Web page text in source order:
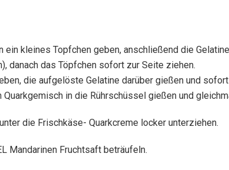
kleines Topfchen geben, anschließend die
danach das Töpfchen sofort zur Seite ziehen.
die aufgelöste Gelatine darüber gießen und
in die Rührschüssel gießen und
die Frischkäse- Quarkcreme locker unterziehen.
Mandarinen Fruchtsaft beträufeln.